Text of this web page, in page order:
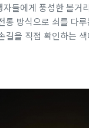
들에게 풍성한 볼거
통 방식으로 쇠를 다
길을 직접 확인하는